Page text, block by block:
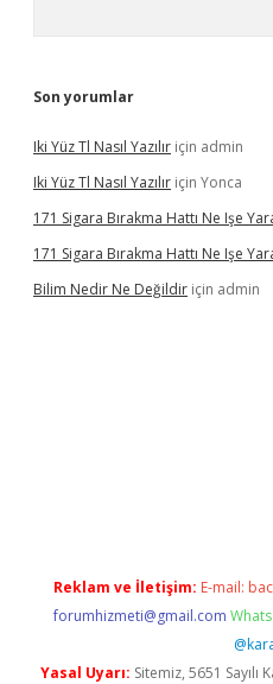
Son yorumlar
Iki Yüz Tl Nasıl Yazılır için admin
Iki Yüz Tl Nasıl Yazılır için Yonca
171 Sigara Bırakma Hattı Ne Işe
171 Sigara Bırakma Hattı Ne Işe
Bilim Nedir Ne Değildir için admin
Reklam ve İletişim: E-mail:
forumhizmeti@gmail.com
Yasal Uyarı: Sitemiz, 5651